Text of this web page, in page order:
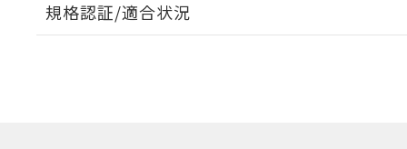
EU RoHS 注意事項・凡例
規格認証/適合状況